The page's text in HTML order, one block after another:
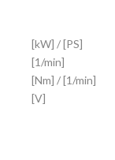
[kW] / [PS]
[1/min]
[Nm] / [1/min]
[V]